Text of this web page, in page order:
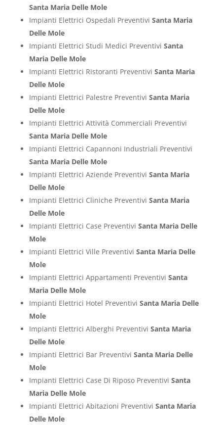
Santa Maria Delle Mole
Impianti Elettrici Ospedali Preventivi Santa Maria
Delle Mole
Impianti Elettrici Studi Medici Preventivi Santa
Maria Delle Mole
Impianti Elettrici Ristoranti Preventivi Santa Maria
Delle Mole
Impianti Elettrici Palestre Preventivi Santa Maria
Delle Mole
Impianti Elettrici Attività Commerciali Preventivi
Santa Maria Delle Mole
Impianti Elettrici Capannoni Industriali Preventivi
Santa Maria Delle Mole
Impianti Elettrici Aziende Preventivi Santa Maria
Delle Mole
Impianti Elettrici Cliniche Preventivi Santa Maria
Delle Mole
Impianti Elettrici Case Preventivi Santa Maria Delle
Mole
Impianti Elettrici Ville Preventivi Santa Maria Delle
Mole
Impianti Elettrici Appartamenti Preventivi Santa
Maria Delle Mole
Impianti Elettrici Hotel Preventivi Santa Maria Delle
Mole
Impianti Elettrici Alberghi Preventivi Santa Maria
Delle Mole
Impianti Elettrici Bar Preventivi Santa Maria Delle
Mole
Impianti Elettrici Case Di Riposo Preventivi Santa
Maria Delle Mole
Impianti Elettrici Abitazioni Preventivi Santa Maria
Delle Mole